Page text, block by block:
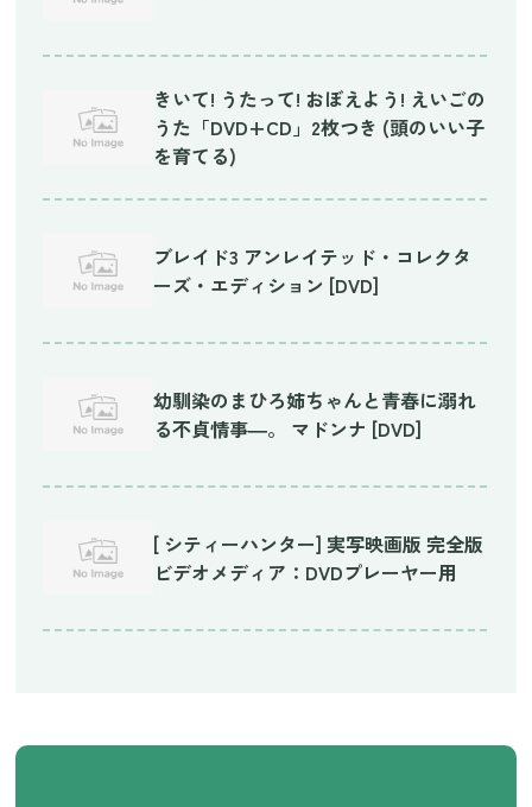
きいて! うたって! おぼえよう! えいごの
うた「DVD+CD」2枚つき (頭のいい子
を育てる)
ブレイド3 アンレイテッド・コレクタ
ーズ・エディション [DVD]
幼馴染のまひろ姉ちゃんと青春に溺れ
る不貞情事―。 マドンナ [DVD]
[ シティーハンター] 実写映画版 完全版
ビデオメディア：DVDプレーヤー用